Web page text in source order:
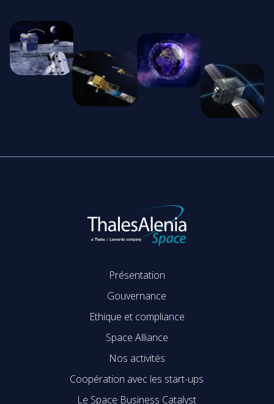
Présentation
Gouvernance
Ethique et compliance
Space Alliance
Nos activités
Coopération avec les start-ups
Le Space Business Catalyst